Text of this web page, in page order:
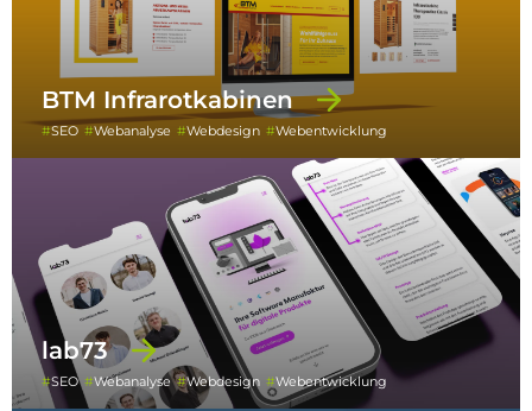
BTM Infrarotkabinen
SEO Webanalyse Webdesign Webentwicklung
lab73
SEO Webanalyse Webdesign Webentwicklung